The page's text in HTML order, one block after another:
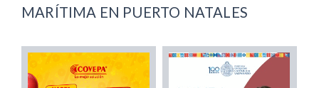
MARÍTIMA EN PUERTO NATALES